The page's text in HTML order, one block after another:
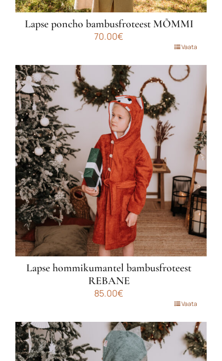
Lapse poncho bambusfroteest MÕMMI
70.00€
on
mitu
varianti.
Valikuid
saab
teha
tootelehel.
Vaata
Lapse hommikumantel bambusfroteest
REBANE
85.00€
on
mitu
varianti.
Vaata
Liitu uudiskirjaga
Liitu uudiskirjaga ja saa esimeselt
ostult -10% soodustust!